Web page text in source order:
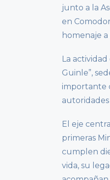
junto a la
en
homenaje a
La
Guinle”,
importante
El eje
primeras
cumplen
vida, su